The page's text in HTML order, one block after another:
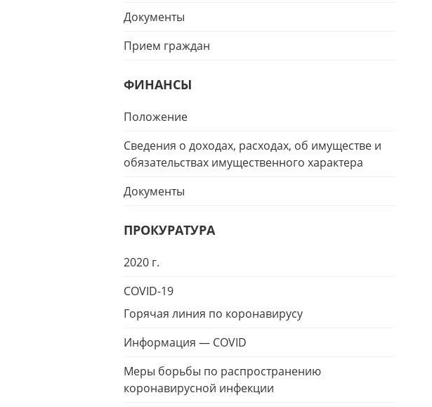
Документы
Прием граждан
ФИНАНСЫ
Положение
Сведения о доходах, расходах, об имуществе и
обязательствах имущественного характера
Документы
ПРОКУРАТУРА
2020 г.
COVID-19
Горячая линия по коронавирусу
Информация — COVID
Меры борьбы по распространению
коронавирусной инфекции